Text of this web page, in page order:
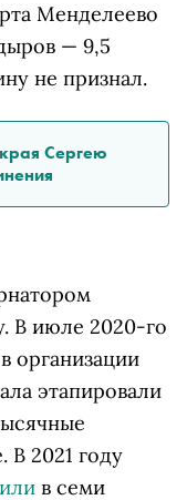
Менделеево
— 9,5
не признал.
Сергею
В июле 2020-го
организации
этапировали
В 2021 году
в семи